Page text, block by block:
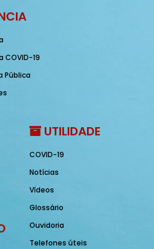
COVID-19
Pública
UTILIDADE
COVID-19
Notícias
Vídeos
Glossário
Ouvidoria
Telefones úteis